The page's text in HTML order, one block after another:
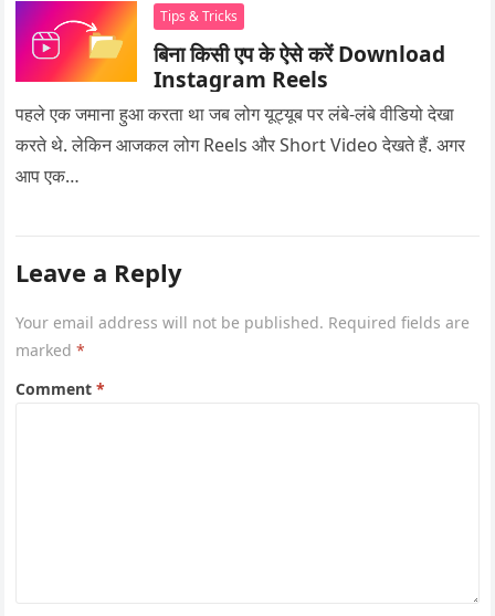
Tips & Tricks
बिना किसी एप के ऐसे करें Download
Instagram Reels
पहले एक जमाना हुआ करता था जब लोग यूट्यूब पर लंबे-लंबे वीडियो देखा
करते थे. लेकिन आजकल लोग Reels और Short Video देखते हैं. अगर
आप एक…
Leave a Reply
Your email address will not be published. Required fields are
marked*
Comment*